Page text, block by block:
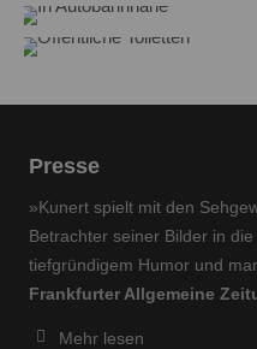
24h/ 365days
We offer support for our
Mon - Fri 8:00am - 5:00pm
Get in touch
In Autobahnnähe
Öffentliche Toiletten
Presse
»Kunert spielt mit den
Betrachter seiner Bilder in
tiefgründigem Humor und
Frankfurter Allgemeine
Mehr lesen